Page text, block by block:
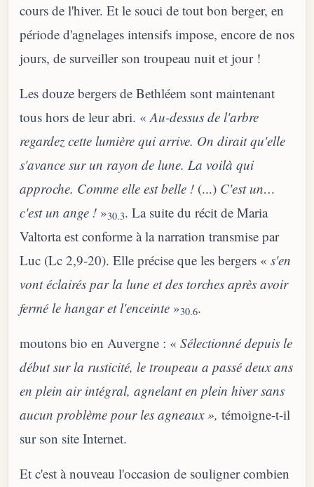
cours de l'hiver. Et le souci de tout bon berger, en
période d'agnelages intensifs impose, encore de nos
jours, de surveiller son troupeau nuit et jour !
Les douze bergers de Bethléem sont maintenant
tous hors de leur abri. « Au-dessus de l'arbre
regardez cette lumière qui arrive. On dirait qu'elle
s'avance sur un rayon de lune. La voilà qui
approche. Comme elle est belle ! (...) C'est un…
c'est un ange ! »30.3. La suite du récit de Maria
Valtorta est conforme à la narration transmise par
Luc (Lc 2,9-20). Elle précise que les bergers « s'en
vont éclairés par la lune et des torches après avoir
fermé le hangar et l'enceinte »30.6.
moutons bio en Auvergne : « Sélectionné depuis le
début sur la rusticité, le troupeau a passé deux ans
en plein air intégral, agnelant en plein hiver sans
aucun problème pour les agneaux », témoigne-t-il
sur son site Internet.
Et c'est à nouveau l'occasion de souligner combien